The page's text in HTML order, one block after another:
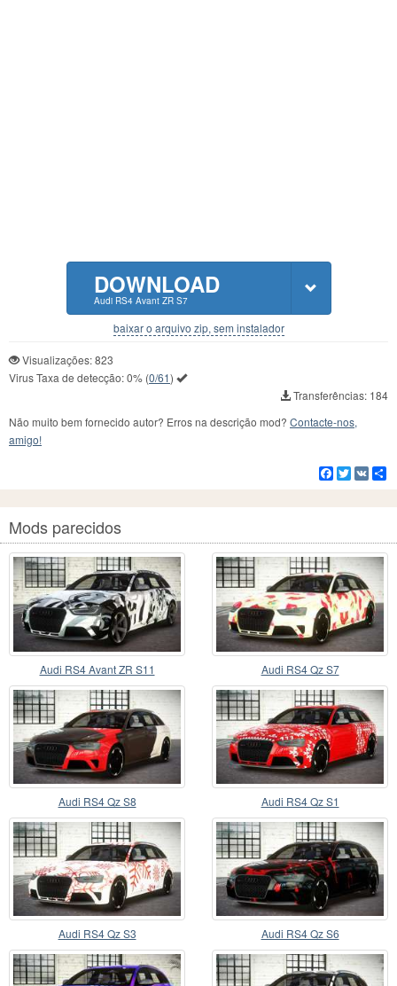
DOWNLOAD
Audi RS4 Avant ZR S7
baixar o arquivo zip, sem instalador
Visualizações: 823
Virus Taxa de detecção:0% (0/61)
Transferências: 184
Não muito bem fornecido autor? Erros na descrição mod? Contacte-nos,
amigo!
Facebook
Twitter
VK
Mods parecidos
Audi RS4 Avant ZR S11 Audi RS4 Qz S7
Audi RS4 Qz S8 Audi RS4 Qz S1
Audi RS4 Qz S3 Audi RS4 Qz S6